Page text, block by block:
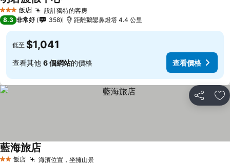
3 星級 飯店 設計獨特的客房
8.3 非常好 358 距離鵝鑾鼻燈塔 4.4 公里
低至 $1,041
查看其他 6 個網站的價格 查看價格
分享 加
飯店 海濱位置，坐擁山景
藍海旅店